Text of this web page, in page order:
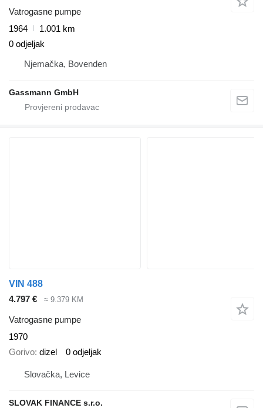
Vatrogasne pumpe
1964
1.001 km
0 odjeljak
Njemačka, Bovenden
Gassmann GmbH
VIN 488
4.797 €
≈ 9.379 KM
Vatrogasne pumpe
1970
Gorivo dizel 0 odjeljak
Slovačka, Levice
SLOVAK FINANCE s.r.o.